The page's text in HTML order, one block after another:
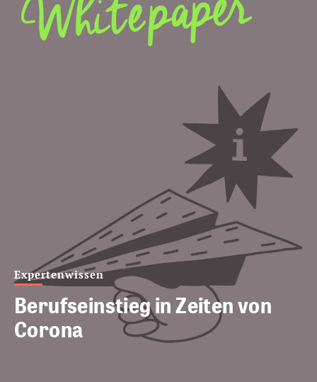
Expertenwissen
Berufseinstieg in Zeiten von
Corona